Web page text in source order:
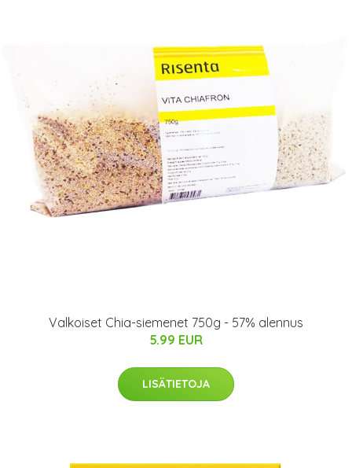
Valkoiset Chia-siemenet 750g - 57% alennus
5.99 EUR
LISÄTIETOJA